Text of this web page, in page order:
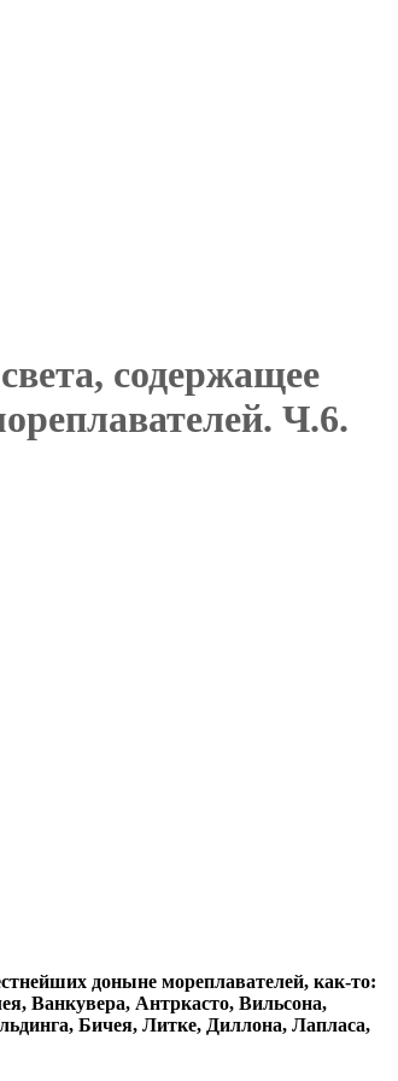
содержащее
Ч.6.
доныне мореплавателей, как-то:
Ванкувера, Антркасто, Вильсона,
Бичея, Литке, Диллона, Лапласа,